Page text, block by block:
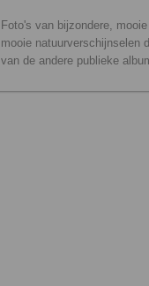
Foto's van bijzondere,
mooie natuurverschijnselen
van de andere publieke